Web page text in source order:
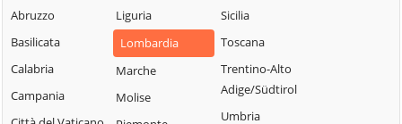
Bubbiano
Buccinasco
Buscate
Bussero
Busto Garolfo
Locate di Triulzi
Magenta
Magnago
Marcallo con
Casone
Milanese
San Giorgio su
Legnano
San Giuliano
Abruzzo
Basilicata
Calabria
Campania
Liguria
Lombardia
Marche
Molise
Sicilia
Toscana
Trentino-Alto
Adige/Südtirol
Umbria